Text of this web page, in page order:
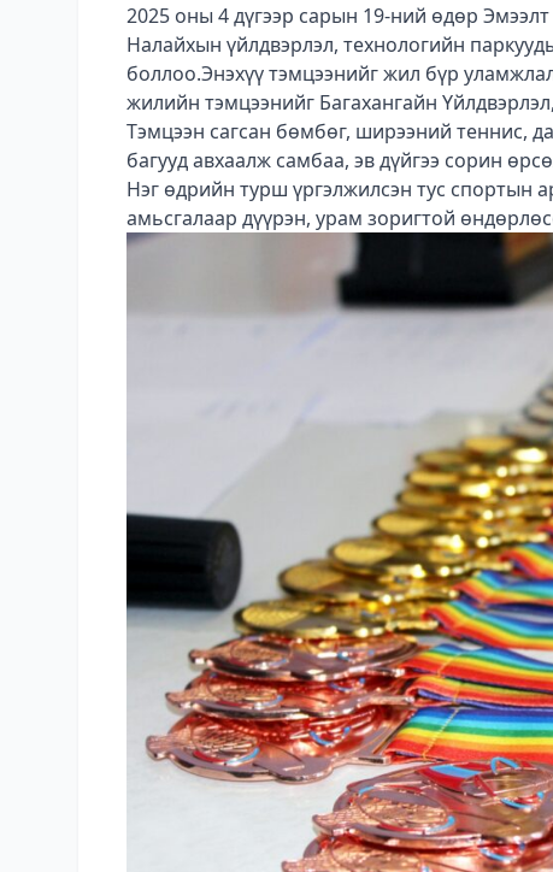
2025 оны 4 дүгээр сарын 19-ний өдөр
Налайхын үйлдвэрлэл, технологийн
боллоо.Энэхүү тэмцээнийг жил бүр
жилийн тэмцээнийг Багахангайн
Тэмцээн сагсан бөмбөг, ширээний теннис,
багууд авхаалж самбаа, эв дүйгээ сорин
Нэг өдрийн турш үргэлжилсэн тус спортын
амьсгалаар дүүрэн, урам зоригтой